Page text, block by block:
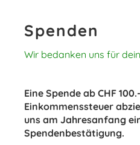
Spenden
Wir bedanken uns für
Eine Spende ab CHF
Einkommenssteuer
uns am Jahresanfang
Spendenbestätigung.